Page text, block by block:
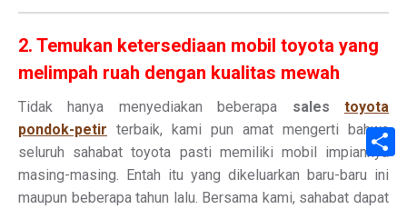
2. Temukan ketersediaan mobil toyota yang
melimpah ruah dengan kualitas mewah
Tidak hanya menyediakan beberapa salestoyota
pondok-petir terbaik, kami pun amat mengerti bahwa
seluruh sahabat toyota pasti memiliki mobil impiannya
masing-masing. Entah itu yang dikeluarkan baru-baru ini
maupun beberapa tahun lalu. Bersama kami, sahabat dapat